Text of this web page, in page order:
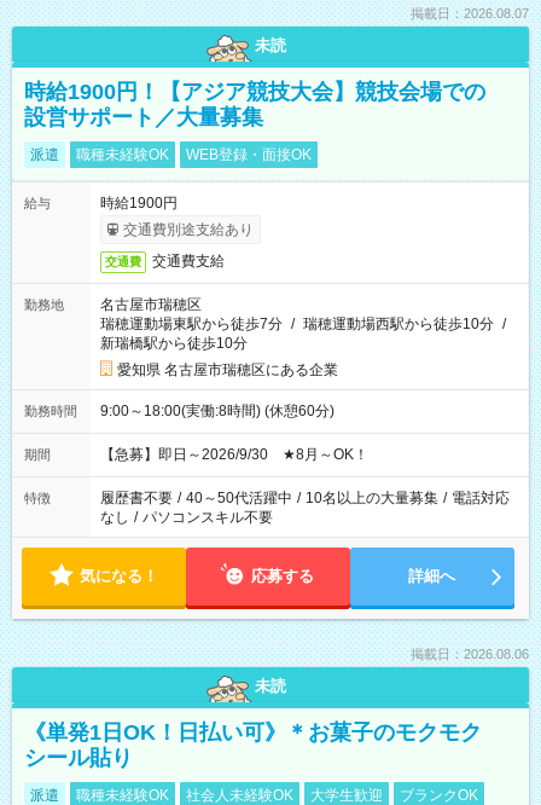
掲載日：2026.08.07
未読
時給1900円！【アジア競技大会】競技会場での
設営サポート／大量募集
派遣 職種未経験OK WEB登録・面接OK
給与
時給1900円
交通費別途支給あり
交通費 交通費支給
勤務地
名古屋市瑞穂区
瑞穂運動場東駅から徒歩7分 / 瑞穂運動場西駅から徒歩10分 /
新瑞橋駅から徒歩10分
愛知県 名古屋市瑞穂区にある企業
勤務時間 9:00～18:00(実働:8時間) (休憩60分)
期間 【急募】即日～2026/9/30 ★8月～OK！
特徴 履歴書不要 / 40～50代活躍中 / 10名以上の大量募集 / 電話対応
なし / パソコンスキル不要
気になる！ 応募する 詳細へ
掲載日：2026.08.06
未読
《単発1日OK！日払い可》＊お菓子のモクモク
シール貼り
派遣 職種未経験OK 社会人未経験OK 大学生歓迎
ブランクOK